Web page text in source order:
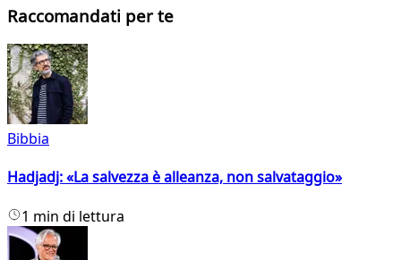
Raccomandati per te
Bibbia
Hadjadj: «La salvezza è alleanza, non salvataggio»
1 min di lettura